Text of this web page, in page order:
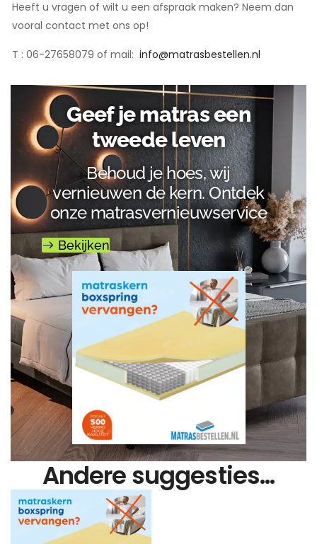
Heeft u vragen of wilt u een afspraak maken? Neem dan
vooral contact met ons op!
T : 06-27658079 of mail: info@matrasbestellen.nl
Geef je matras een
tweede leven
Behoud je hoes, wij
vernieuwen de kern. Ontdek
onze matrasvernieuwservice
Bekijken
Andere suggesties…